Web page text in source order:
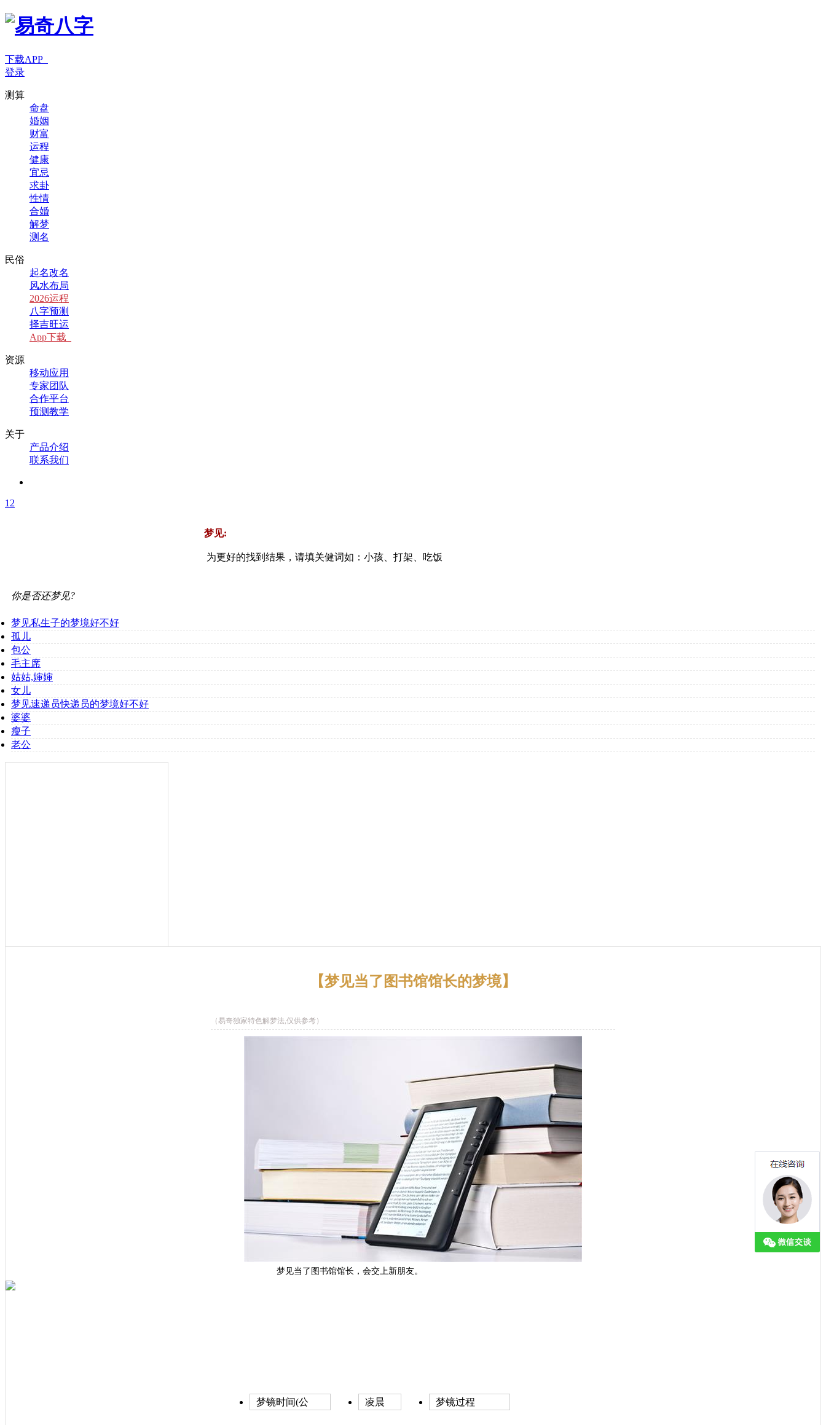
下载APP
登录
测算
命盘
婚姻
财富
运程
健康
宜忌
求卦
性情
合婚
解梦
测名
民俗
起名改名
风水布局
2026运程
八字预测
择吉旺运
App下载
资源
移动应用
专家团队
合作平台
预测教学
关于
产品介绍
联系我们
1 2
梦见:
为更好的找到结果，请填关健词如：小孩、打架、吃饭
你是否还梦见?
梦见私生子的梦境好不好
孤儿
包公
毛主席
姑姑,婶婶
女儿
梦见速递员快递员的梦境好不好
婆婆
瘦子
老公
【梦见当了图书馆馆长的梦境】
（易奇独家特色解梦法,仅供参考）
梦见当了图书馆馆长，会交上新朋友。
梦镜时间(公
凌晨 梦镜过程